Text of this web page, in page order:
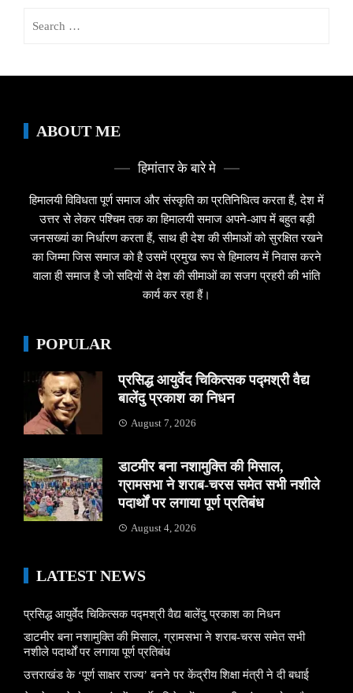
ABOUT ME
हिमांतार के बारे मे
हिमालयी विविधता पूर्ण समाज और संस्कृति का प्रतिनिधित्व करता हैं, देश में
उत्तर से लेकर पश्चिम तक का हिमालयी समाज अपने-आप में बहुत बड़ी
जनसख्यां का निर्धारण करता हैं, साथ ही देश की सीमाओं को सुरक्षित रखने
का जिम्मा जिस समाज को है उसमें प्रमुख रूप से हिमालय में निवास करने
वाला ही समाज है जो सदियों से देश की सीमाओं का सजग प्रहरी की भांति
कार्य कर रहा हैं।
POPULAR
प्रसिद्ध आयुर्वेद चिकित्सक पद्मश्री वैद्य
बालेंदु प्रकाश का निधन
August 7, 2026
डाटमीर बना नशामुक्ति की मिसाल,
ग्रामसभा ने शराब-चरस समेत सभी नशीले
पदार्थों पर लगाया पूर्ण प्रतिबंध
August 4, 2026
LATEST NEWS
प्रसिद्ध आयुर्वेद चिकित्सक पद्मश्री वैद्य बालेंदु प्रकाश का निधन
डाटमीर बना नशामुक्ति की मिसाल, ग्रामसभा ने शराब-चरस समेत सभी
नशीले पदार्थों पर लगाया पूर्ण प्रतिबंध
उत्तराखंड के ‘पूर्ण साक्षर राज्य’ बनने पर केंद्रीय शिक्षा मंत्री ने दी बधाई